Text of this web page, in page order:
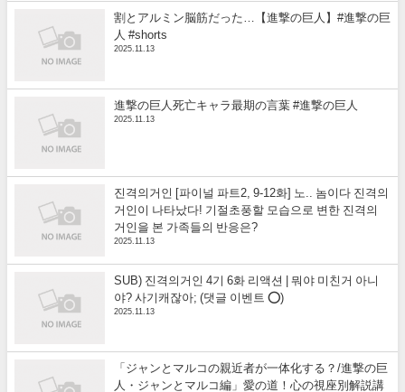
割とアルミン脳筋だった…【進撃の巨人】#進撃の巨
人 #shorts
2025.11.13
進撃の巨人死亡キャラ最期の言葉 #進撃の巨人
2025.11.13
진격의거인 [파이널 파트2, 9-12화] 노.. 놈이다 진격의
거인이 나타났다! 기절초풍할 모습으로 변한 진격의
거인을 본 가족들의 반응은?
2025.11.13
SUB) 진격의거인 4기 6화 리액션 | 뭐야 미친거 아니
야? 사기캐잖아; (댓글 이벤트 ⭕)
2025.11.13
「ジャンとマルコの親近者が一体化する？/進撃の巨
人・ジャンとマルコ編」愛の道！心の視座別解説講